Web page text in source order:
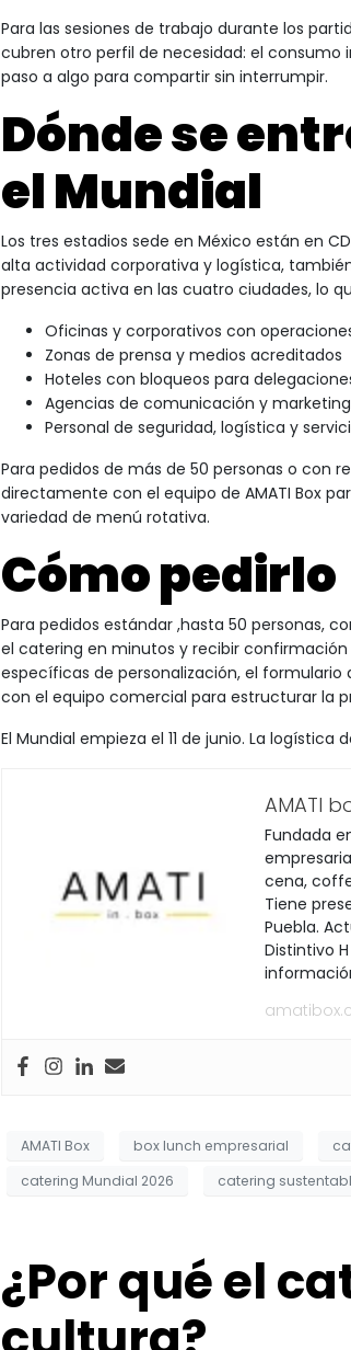
Para las sesiones de trabajo durante los
cubren otro perfil de necesidad: el consumo
paso a algo para compartir sin interrumpir.
Dónde se
el Mundial
Los tres estadios sede en México están en
alta actividad corporativa y logística,
presencia activa en las cuatro ciudades, lo
Oficinas y corporativos con
Zonas de prensa y medios acreditados
Hoteles con bloqueos para
Agencias de comunicación y
Personal de seguridad, logística y
Para pedidos de más de 50 personas o con
directamente con el equipo de AMATI Box
variedad de menú rotativa.
Cómo pedirlo
Para pedidos estándar ,hasta 50 personas,
el catering en minutos y recibir
específicas de personalización, el formulario
con el equipo comercial para estructurar la
El Mundial empieza el 11 de junio. La
AMATI
Fundada
cena,
Tiene
Puebla.
Distintivo
AMATI Box box lunch empresarial
catering Mundial 2026
catering
¿Por qué el